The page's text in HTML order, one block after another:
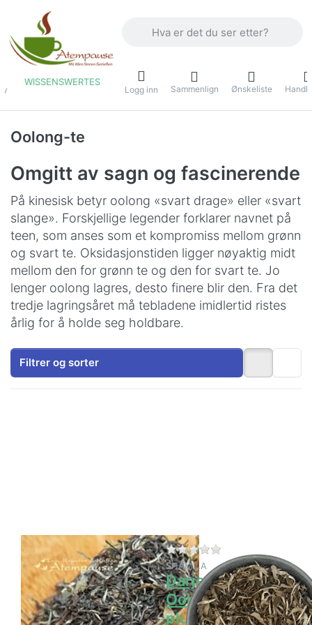
WISSENSWERTES
Logg inn Sammenlign Ønskeliste
Oolong-te
Omgitt av sagn og fascinerende
På kinesisk betyr oolong «svart drage» eller «svart
slange». Forskjellige legender forklarer navnet på
teen, som anses som et kompromiss mellom grønn
og svart te. Oksidasjonstiden ligger nøyaktig midt
mellom den for grønn te og den for svart te. Jo
lenger oolong lagres, desto finere blir den. Fra det
tredje lagringsåret må tebladene imidlertid ristes
årlig for å holde seg holdbare.
Filtrer og sorter
Det er ingen anmeldelser for dette produktet ennå.
PUSTEPAUSE
Darjeeling FOP
Oolong 2.
plukking
SHAMILA
Darjeeling Fancy
Oolong 2.
plukking Gielle